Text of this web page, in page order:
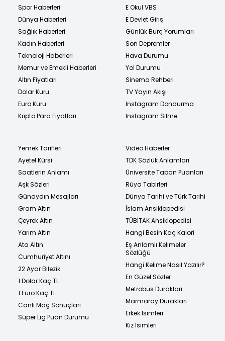
Spor Haberleri
Dünya Haberleri
Sağlık Haberleri
Kadın Haberleri
Teknoloji Haberleri
Memur ve Emekli Haberleri
Altın Fiyatları
Dolar Kuru
Euro Kuru
Kripto Para Fiyatları
E Okul VBS
E Devlet Giriş
Günlük Burç Yorumları
Son Depremler
Hava Durumu
Yol Durumu
Sinema Rehberi
TV Yayın Akışı
Instagram Dondurma
Instagram Silme
Yemek Tarifleri
Ayetel Kürsi
Saatlerin Anlamı
Aşk Sözleri
Günaydın Mesajları
Gram Altın
Çeyrek Altın
Yarım Altın
Ata Altın
Cumhuriyet Altını
22 Ayar Bilezik
1 Dolar Kaç TL
1 Euro Kaç TL
Canlı Maç Sonuçları
Süper Lig Puan Durumu
Video Haberler
TDK Sözlük Anlamları
Üniversite Taban Puanları
Rüya Tabirleri
Dünya Tarihi ve Türk Tarihi
İslam Ansiklopedisi
TÜBİTAK Ansiklopedisi
Hangi Besin Kaç Kalori
Eş Anlamlı Kelimeler
Sözlüğü
Hangi Kelime Nasıl Yazılır?
En Güzel Sözler
Metrobüs Durakları
Marmaray Durakları
Erkek İsimleri
Kız İsimleri